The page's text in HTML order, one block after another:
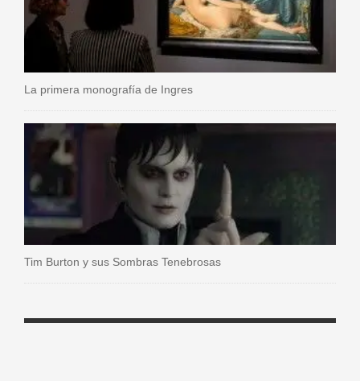
La primera monografía de Ingres
Tim Burton y sus Sombras Tenebrosas